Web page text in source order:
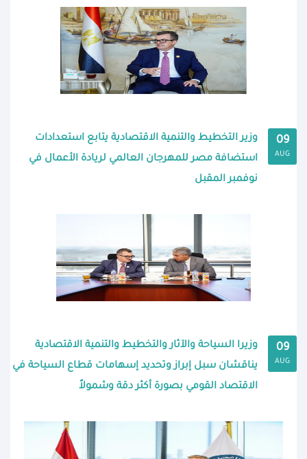
09
AUG
وزير التخطيط والتنمية الاقتصادية يتابع استعدادات
استضافة مصر للمهرجان العالمي لريادة الأعمال في
نوفمبر المقبل
09
AUG
وزيرا السياحة والآثار والتخطيط والتنمية الاقتصادية
يناقشان سبل إبراز وتحديد إسهامات قطاع السياحة في
الاقتصاد القومي بصورة أكثر دقة وشمولاً